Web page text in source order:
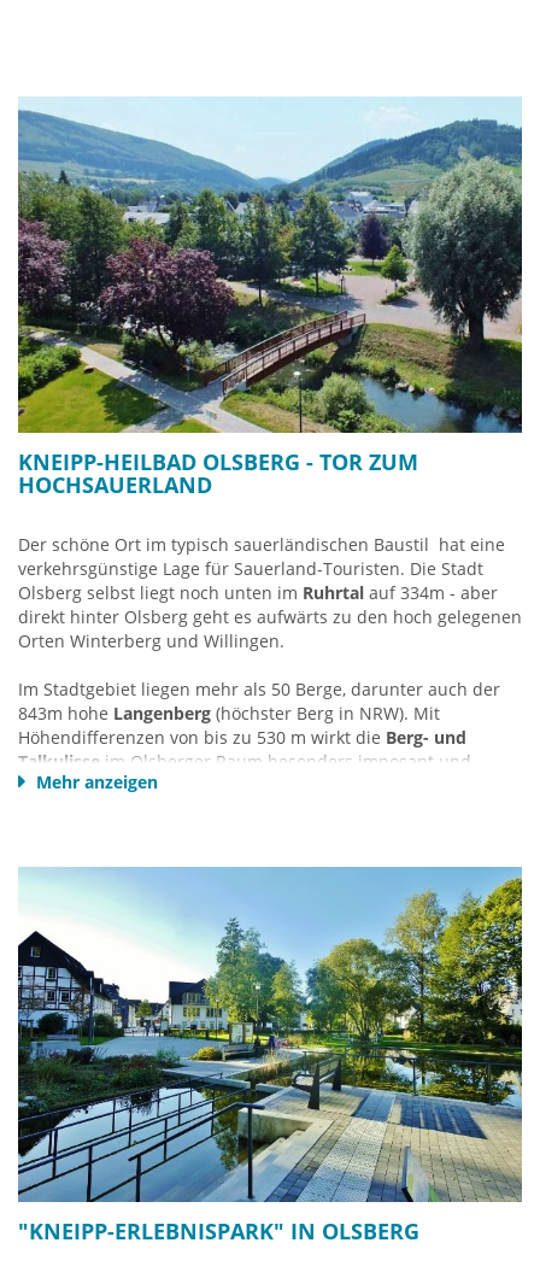
KNEIPP-HEILBAD OLSBERG - TOR ZUM
HOCHSAUERLAND
Der schöne Ort im typisch sauerländischen Baustil hat eine
verkehrsgünstige Lage für Sauerland-Touristen. Die Stadt
Olsberg selbst liegt noch unten im Ruhrtal auf 334m - aber
direkt hinter Olsberg geht es aufwärts zu den hoch gelegenen
Orten Winterberg und Willingen.
Im Stadtgebiet liegen mehr als 50 Berge, darunter auch der
843m hohe Langenberg (höchster Berg in NRW). Mit
Höhendifferenzen von bis zu 530 m wirkt die Berg- und
Talkulisse im Olsberger Raum besonders imposant und
bietet immer wieder tolle Panoramen.
Kurpark, Kureinrichtungen, Therme und
Konzerthalle
verlaufen denn auch entlang der Ruhr.
„Wandern.Wasser.Wohlfühlen“ ist das Thema des
zertifizierten „Kneippwanderweges“, der mit seinen sechs
natürlichen Wasser-Tretstellen einzigartig ist. Olsberg hat mit
denBruchhausen-Steinenzudem eine der imposantesten
geologischen Sehenswürdigkeiten des Sauerlandes zu bieten
und die malerischen DörferBruchhausenund dasRosendorf
Assinghausenhaben mehrfache Auszeichnungen erhalten,
u.a. als „Bundesgolddorf“ und „Europa-Golddorf“
An Freizeiteinrichtungen gibt es dieAqua-Olsberg
Sauerlandthermeund die Allwetterrodelbahn Sternrodt
sich im Winter aucheine der längsten Skiabfahrten des
Mehr anzeigen
"KNEIPP-ERLEBNISPARK" IN OLSBERG